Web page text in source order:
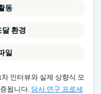
동
달 환경
일
인터뷰와 실제 상향식 모
됩니다. 당사 연구 프로세